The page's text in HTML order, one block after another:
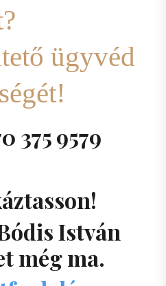
ügyvéd
375 9579
István
még ma.